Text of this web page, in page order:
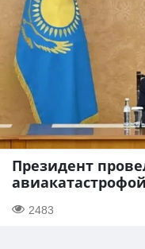
Президент
2483